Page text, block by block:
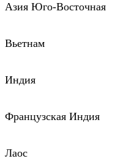
Азия Юго-Восточная
Вьетнам
Индия
Французская Индия
Лаос